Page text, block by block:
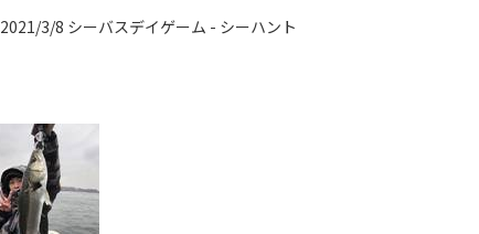
2021/3/8 シーバスデイゲーム - シーハント